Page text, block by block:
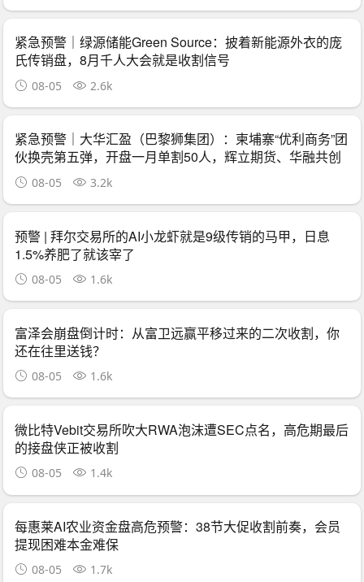
紧急预警｜绿源储能Green Source：披着新能源外衣的庞
氏传销盘，8月千人大会就是收割信号
08-05 2.6k
紧急预警｜大华汇盈（巴黎狮集团）：柬埔寨“优利商务”团
伙换壳第五弹，开盘一月单割50人，辉立期货、华融共创
怎么崩的它就怎么崩
08-05 3.2k
预警 | 拜尔交易所的AI小龙虾就是9级传销的马甲，日息
1.5%养肥了就该宰了
08-05 1.6k
富泽会崩盘倒计时：从富卫远赢平移过来的二次收割，你
还在往里送钱？
08-05 1.6k
微比特Vebit交易所吹大RWA泡沫遭SEC点名，高危期最后
的接盘侠正被收割
08-05 1.4k
每惠莱AI农业资金盘高危预警：38节大促收割前奏，会员
提现困难本金难保
08-05 1.7k